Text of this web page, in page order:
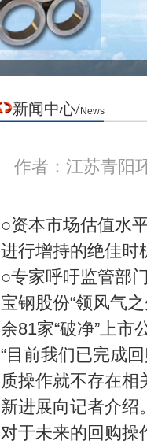
新闻中心/News
作者：江苏青
○资本市场估值水
进行增持的绝佳时
○专家呼吁监管部
宝钢股份“领风气
余81家“破净”上市
“目前我们已完成
质操作就不存在相
新进展向记者介绍
对于未来的回购操